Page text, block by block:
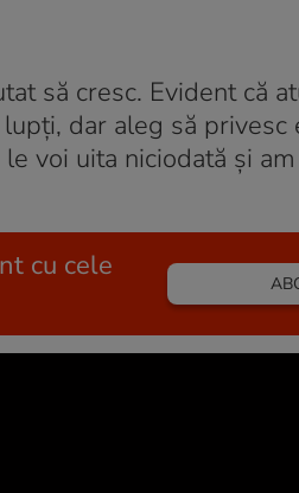
să cresc. Evident că
dar aleg să privesc
voi uita niciodată și
cu cele